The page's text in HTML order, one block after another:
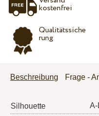
kostenfrei
Qualitätssiche
rung
Beschreibung Frage -
Silhouette